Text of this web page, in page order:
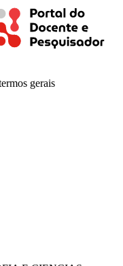
gerais